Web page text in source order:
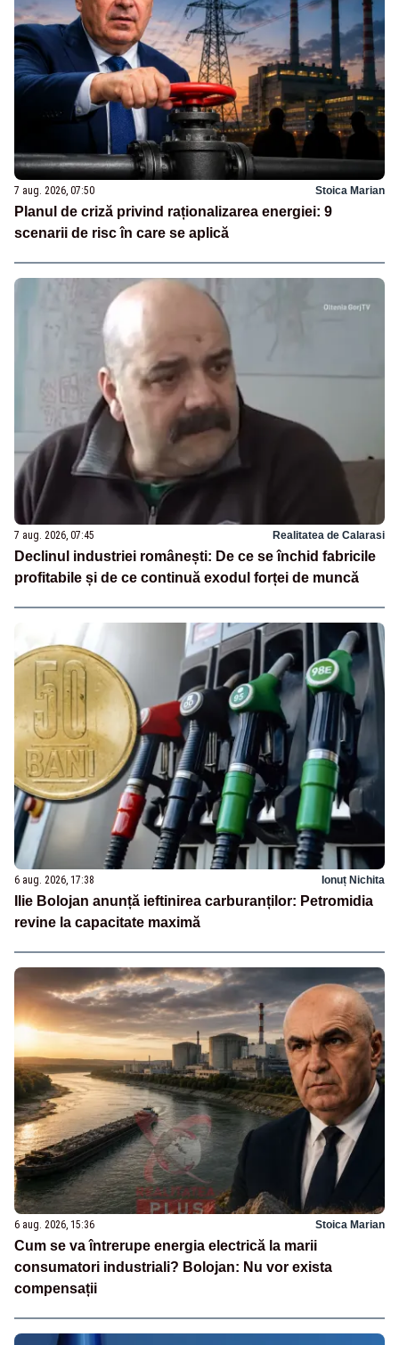
7 aug. 2026, 07:50 Stoica Marian
Planul de criză privind raționalizarea energiei: 9
scenarii de risc în care se aplică
7 aug. 2026, 07:45 Realitatea de Calarasi
Declinul industriei românești: De ce se închid fabricile
profitabile și de ce continuă exodul forței de muncă
6 aug. 2026, 17:38 Ionuț Nichita
Ilie Bolojan anunță ieftinirea carburanților: Petromidia
revine la capacitate maximă
6 aug. 2026, 15:36 Stoica Marian
Cum se va întrerupe energia electrică la marii
consumatori industriali? Bolojan: Nu vor exista
compensații